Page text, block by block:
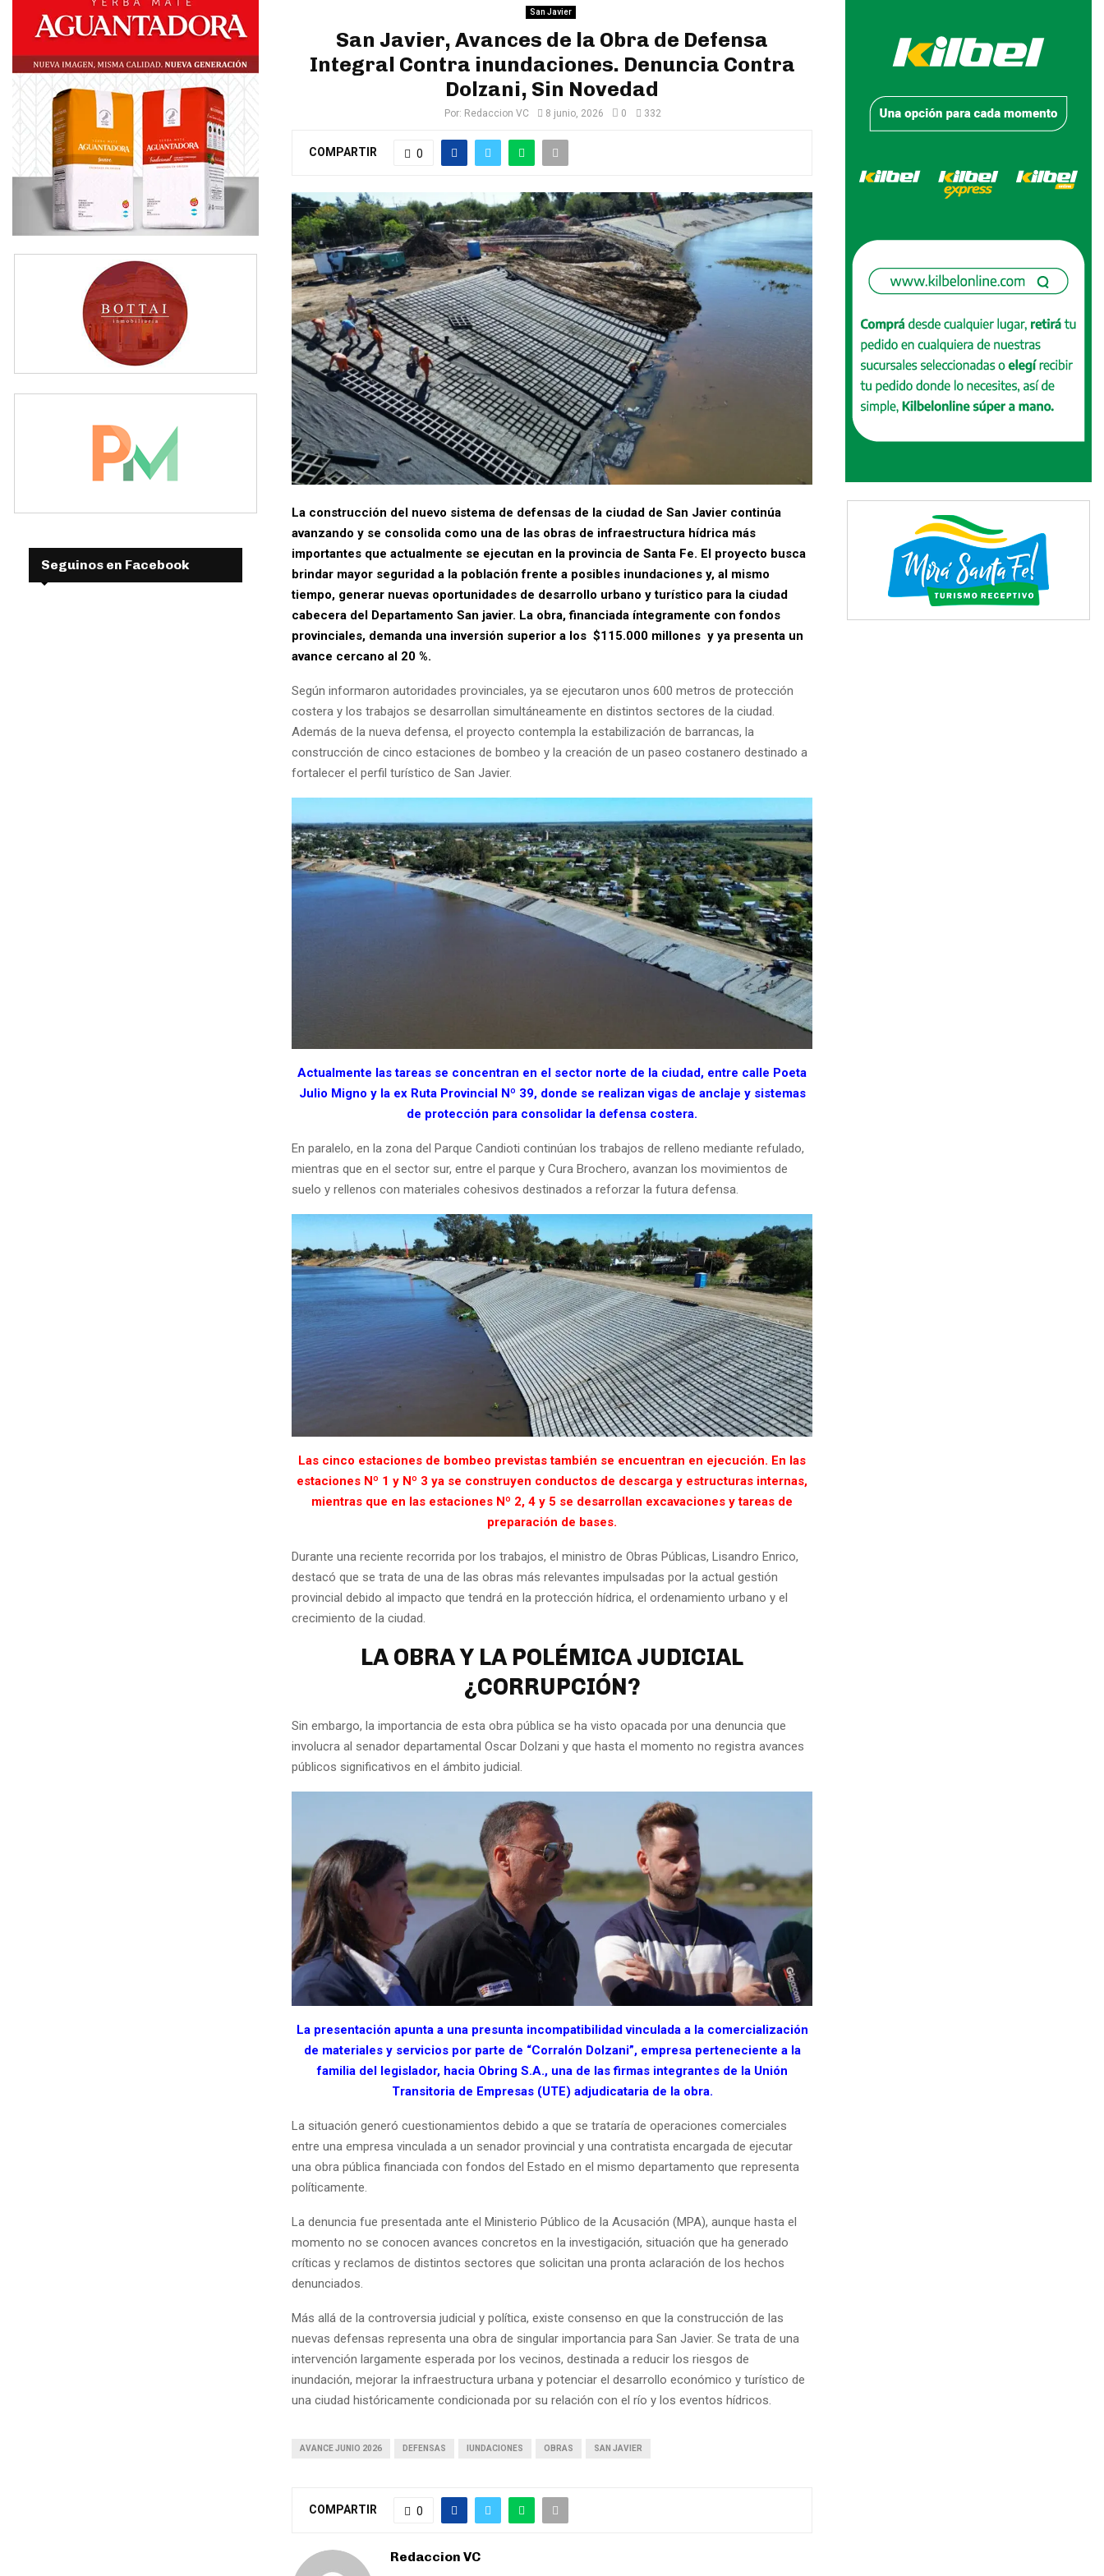
San Javier
San Javier, Avances de la Obra de Defensa
Integral Contra inundaciones. Denuncia Contra
Dolzani, Sin Novedad
Por: Redaccion VC 8 junio, 2026 0 332
COMPARTIR 0
La construcción del nuevo sistema de defensas de la ciudad de San Javier continúa
avanzando y se consolida como una de las obras de infraestructura hídrica más
importantes que actualmente se ejecutan en la provincia de Santa Fe. El proyecto busca
brindar mayor seguridad a la población frente a posibles inundaciones y, al mismo
tiempo, generar nuevas oportunidades de desarrollo urbano y turístico para la ciudad
cabecera del Departamento San javier. La obra, financiada íntegramente con fondos
provinciales, demanda una inversión superior a los $115.000 millones y ya presenta un
avance cercano al 20 %.
Según informaron autoridades provinciales, ya se ejecutaron unos 600 metros de protección
costera y los trabajos se desarrollan simultáneamente en distintos sectores de la ciudad.
Además de la nueva defensa, el proyecto contempla la estabilización de barrancas, la
construcción de cinco estaciones de bombeo y la creación de un paseo costanero destinado a
fortalecer el perfil turístico de San Javier.
Actualmente las tareas se concentran en el sector norte de la ciudad, entre calle Poeta
Julio Migno y la ex Ruta Provincial Nº 39, donde se realizan vigas de anclaje y sistemas
de protección para consolidar la defensa costera.
En paralelo, en la zona del Parque Candioti continúan los trabajos de relleno mediante refulado,
mientras que en el sector sur, entre el parque y Cura Brochero, avanzan los movimientos de
suelo y rellenos con materiales cohesivos destinados a reforzar la futura defensa.
Las cinco estaciones de bombeo previstas también se encuentran en ejecución. En las
estaciones Nº 1 y Nº 3 ya se construyen conductos de descarga y estructuras internas,
mientras que en las estaciones Nº 2, 4 y 5 se desarrollan excavaciones y tareas de
preparación de bases.
Durante una reciente recorrida por los trabajos, el ministro de Obras Públicas, Lisandro Enrico,
destacó que se trata de una de las obras más relevantes impulsadas por la actual gestión
provincial debido al impacto que tendrá en la protección hídrica, el ordenamiento urbano y el
crecimiento de la ciudad.
LA OBRA Y LA POLÉMICA JUDICIAL
¿CORRUPCIÓN?
Sin embargo, la importancia de esta obra pública se ha visto opacada por una denuncia que
involucra al senador departamental Oscar Dolzani y que hasta el momento no registra avances
públicos significativos en el ámbito judicial.
La presentación apunta a una presunta incompatibilidad vinculada a la comercialización
de materiales y servicios por parte de “Corralón Dolzani”, empresa perteneciente a la
familia del legislador, hacia Obring S.A., una de las firmas integrantes de la Unión
Transitoria de Empresas (UTE) adjudicataria de la obra.
La situación generó cuestionamientos debido a que se trataría de operaciones comerciales
entre una empresa vinculada a un senador provincial y una contratista encargada de ejecutar
una obra pública financiada con fondos del Estado en el mismo departamento que representa
políticamente.
La denuncia fue presentada ante el Ministerio Público de la Acusación (MPA), aunque hasta el
momento no se conocen avances concretos en la investigación, situación que ha generado
críticas y reclamos de distintos sectores que solicitan una pronta aclaración de los hechos
denunciados.
Más allá de la controversia judicial y política, existe consenso en que la construcción de las
nuevas defensas representa una obra de singular importancia para San Javier. Se trata de una
intervención largamente esperada por los vecinos, destinada a reducir los riesgos de
inundación, mejorar la infraestructura urbana y potenciar el desarrollo económico y turístico de
una ciudad históricamente condicionada por su relación con el río y los eventos hídricos.
AVANCE JUNIO 2026 DEFENSAS IUNDACIONES OBRAS SAN JAVIER
COMPARTIR 0
Redaccion VC
Seguinos en Facebook